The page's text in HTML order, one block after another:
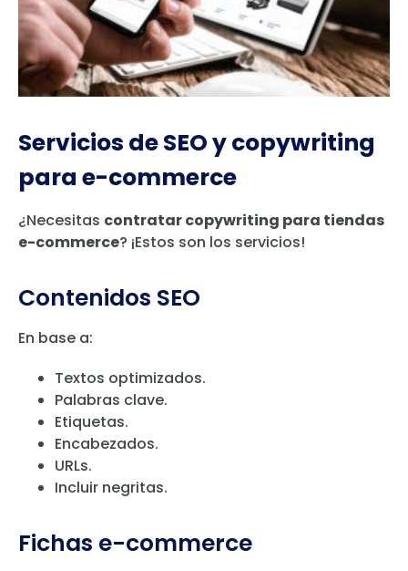
Servicios de SEO y copywriting
para e-commerce
¿Necesitas contratar copywriting para tiendas
e-commerce? ¡Estos son los servicios!
Contenidos SEO
En base a:
Textos optimizados.
Palabras clave.
Etiquetas.
Encabezados.
URLs.
Incluir negritas.
Fichas e-commerce